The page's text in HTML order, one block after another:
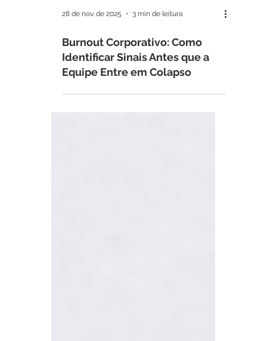
28 de nov. de 2025 3 min de leitura
Burnout Corporativo: Como
Identificar Sinais Antes que a